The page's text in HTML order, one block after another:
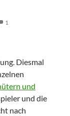
1
Diesmal
und
und die
nach